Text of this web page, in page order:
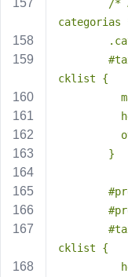
cklist {
        }
cklist {